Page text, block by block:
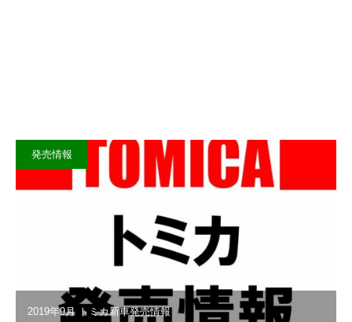
発売情報
2019年9月 トミカ新車発売情報